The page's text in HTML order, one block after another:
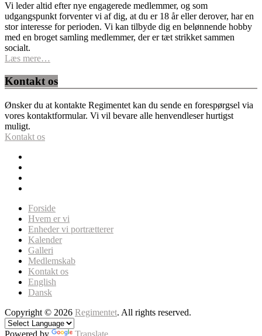
Vi leder altid efter nye engagerede medlemmer, og som
udgangspunkt forventer vi af dig, at du er 18 år eller derover, har en
stor interesse for perioden. Vi kan tilbyde dig en belønnende hobby
med en broget samling medlemmer, der er tæt strikket sammen
socialt.
Læs mere…
Kontakt os
Ønsker du at kontakte Regimentet kan du sende en forespørgsel via
vores kontaktformular. Vi vil bevare alle henvendleser hurtigst
muligt.
Kontakt os
Forside
Hvem er vi
Enheder vi portrætterer
Kalender
Galleri
Medlemskab
Kontakt os
English
Dansk
Copyright © 2026 Regimentet. All rights reserved.
Powered by Translate